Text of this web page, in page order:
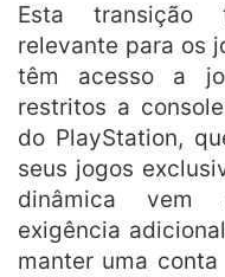
Esta transição
relevante para os
têm acesso a
restritos a
do PlayStation,
seus jogos
dinâmica vem
exigência
manter uma conta